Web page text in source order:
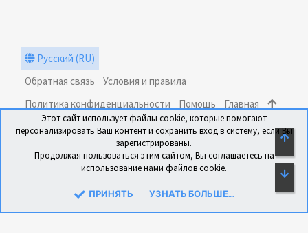
Русский (RU)
Обратная связь
Условия и правила
Политика конфиденциальности
Помощь Главная
Перевод: xen-foro.com.ua
Этот сайт использует файлы cookie, которые помогают
персонализировать Ваш контент и сохранить вход в систему, если Вы
зарегистрированы.
Продолжая пользоваться этим сайтом, Вы соглашаетесь на
использование нами файлов cookie.
ПРИНЯТЬ УЗНАТЬ БОЛЬШЕ....